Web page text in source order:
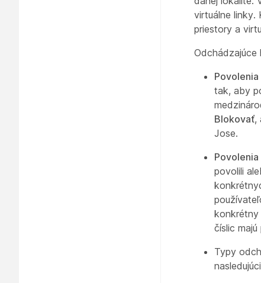
virtuálne linky.
priestory a
Odchádzajúce
tak, aby
Blokovať,
Jose.
povolili
konkrétny
číslic
Typy